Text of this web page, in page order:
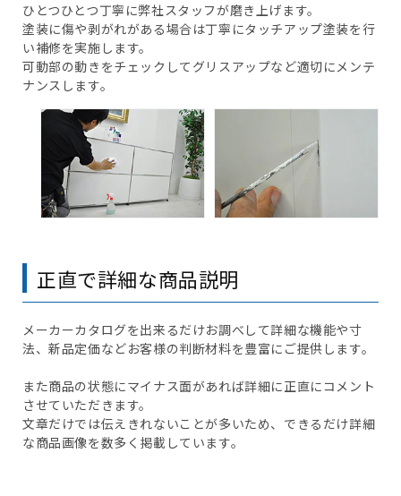
ひとつひとつ丁寧に弊社スタッフが磨き上げます。
塗装に傷や剥がれがある場合は丁寧にタッチアップ塗装を行
い補修を実施します。
可動部の動きをチェックしてグリスアップなど適切にメンテ
ナンスします。
正直で詳細な商品説明
メーカーカタログを出来るだけお調べして詳細な機能や寸
法、新品定価などお客様の判断材料を豊富にご提供します。
また商品の状態にマイナス面があれば詳細に正直にコメント
させていただきます。
文章だけでは伝えきれないことが多いため、できるだけ詳細
な商品画像を数多く掲載しています。